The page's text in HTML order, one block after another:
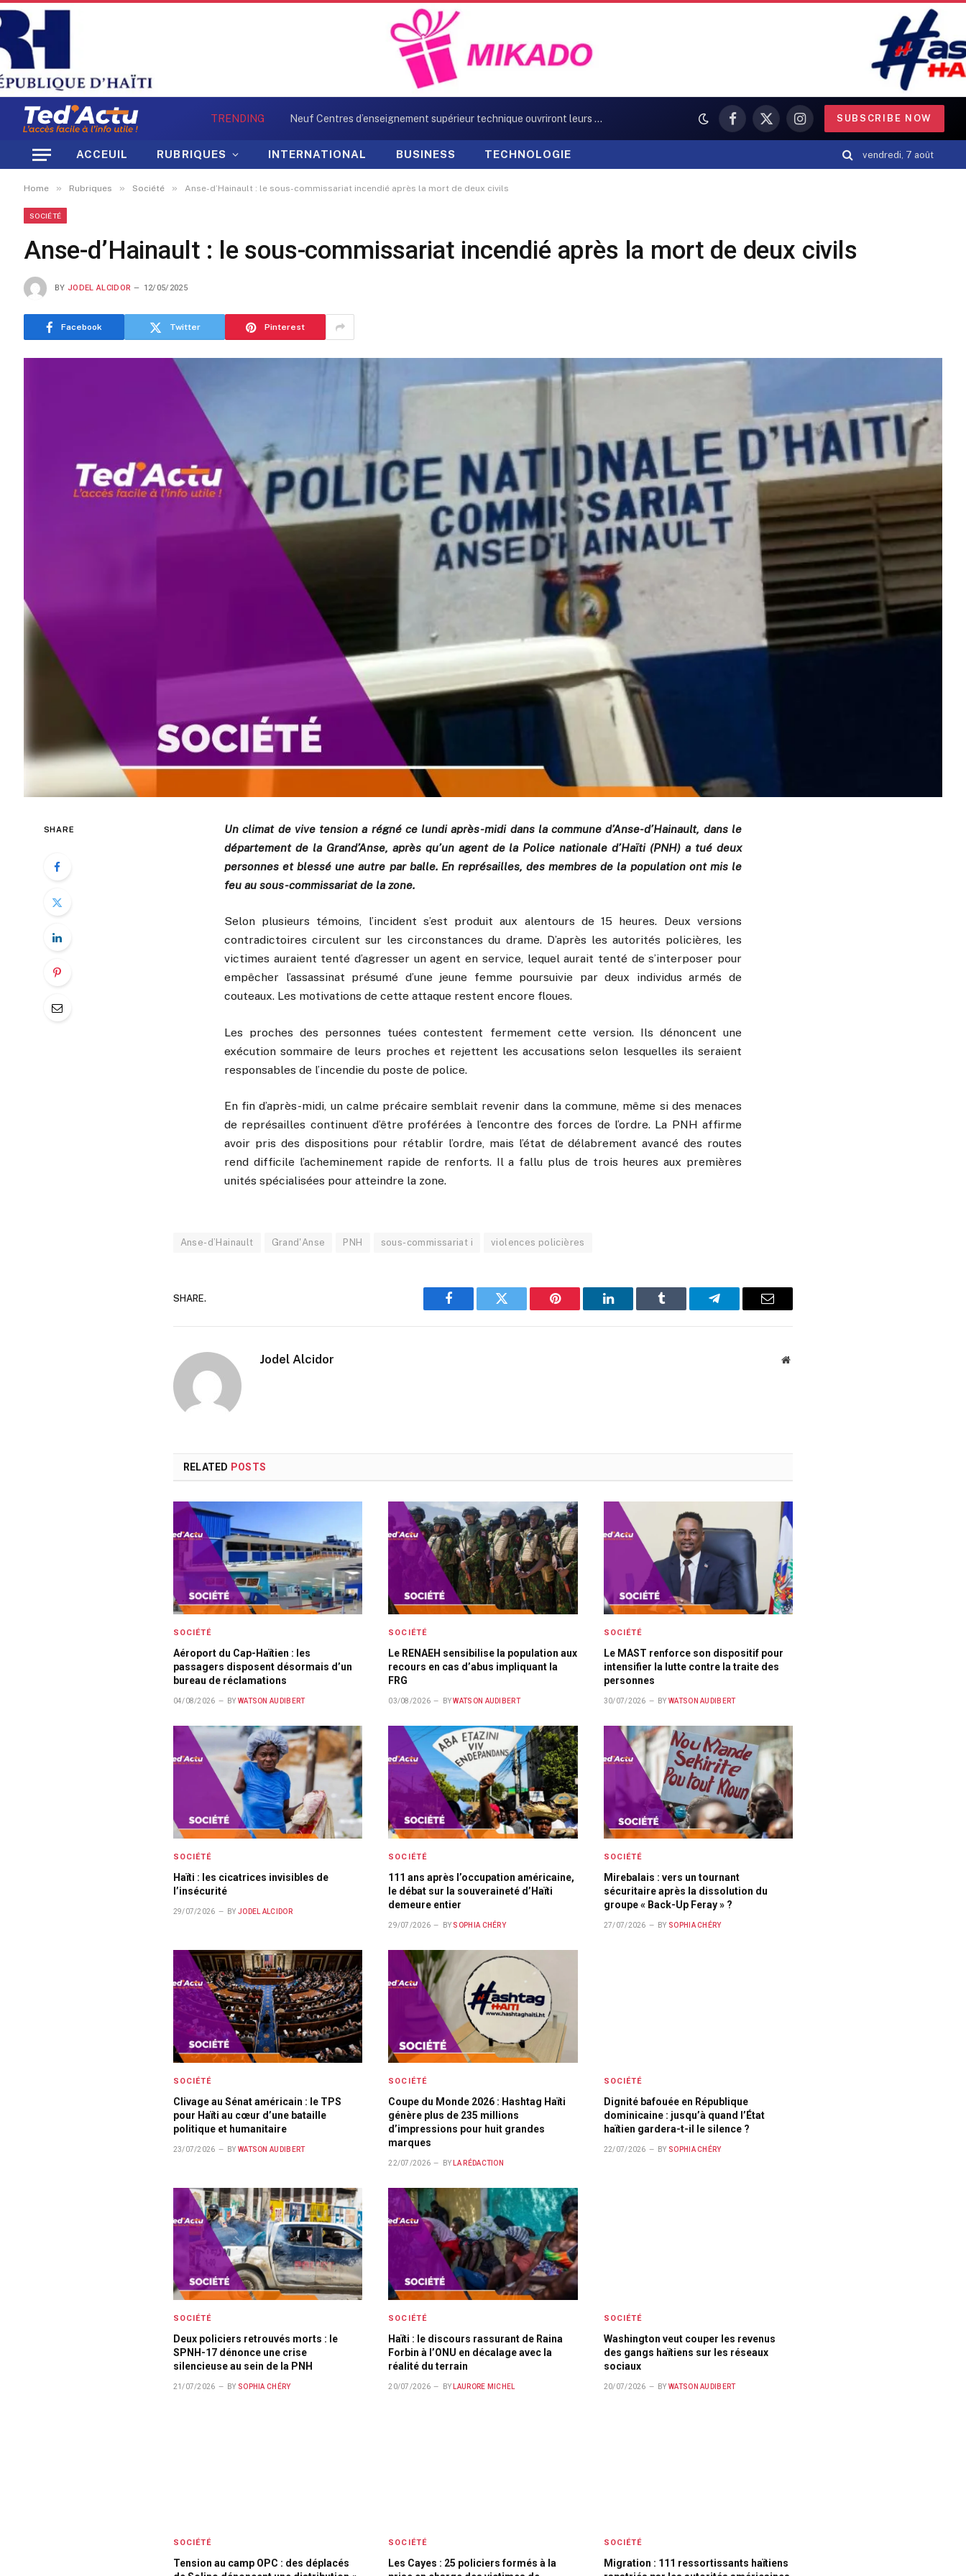
TRENDING Neuf Centres d’enseignement supérieur technique ouvriront leurs portes en octobre
Facebook
X
(Twitter)
Instagram
SUBSCRIBE NOW
ACCEUIL RUBRIQUES INTERNATIONAL BUSINESS TECHNOLOGIE vendredi, 7 août
Home » Rubriques » Société » Anse-d’Hainault : le sous-commissariat incendié après la mort de deux civils
SOCIÉTÉ
Anse-d’Hainault : le sous-commissariat incendié après la mort de deux civils
BY JODEL ALCIDOR 12/05/2025
Facebook Twitter Pinterest
SHARE
Un climat de vive tension a régné ce lundi après-midi dans la commune d’Anse-d’Hainault, dans le
département de la Grand’Anse, après qu’un agent de la Police nationale d’Haïti (PNH) a tué deux
personnes et blessé une autre par balle. En représailles, des membres de la population ont mis le
feu au sous-commissariat de la zone.
Selon plusieurs témoins, l’incident s’est produit aux alentours de 15 heures. Deux versions
contradictoires circulent sur les circonstances du drame. D’après les autorités policières, les
victimes auraient tenté d’agresser un agent en service, lequel aurait tenté de s’interposer pour
empêcher l’assassinat présumé d’une jeune femme poursuivie par deux individus armés de
couteaux. Les motivations de cette attaque restent encore floues.
Les proches des personnes tuées contestent fermement cette version. Ils dénoncent une
exécution sommaire de leurs proches et rejettent les accusations selon lesquelles ils seraient
responsables de l’incendie du poste de police.
En fin d’après-midi, un calme précaire semblait revenir dans la commune, même si des menaces
de représailles continuent d’être proférées à l’encontre des forces de l’ordre. La PNH affirme
avoir pris des dispositions pour rétablir l’ordre, mais l’état de délabrement avancé des routes
rend difficile l’acheminement rapide de renforts. Il a fallu plus de trois heures aux premières
unités spécialisées pour atteindre la zone.
Anse-d’Hainault Grand'Anse PNH sous-commissariat i violences policières
SHARE.
Facebook Twitter Pinterest LinkedIn Tumblr Telegram Email
Jodel Alcidor Website
RELATED POSTS
SOCIÉTÉ
Aéroport du Cap-Haïtien : les
passagers disposent désormais d’un
bureau de réclamations
04/08/2026 BY WATSON AUDIBERT
SOCIÉTÉ
Le RENAEH sensibilise la population aux
recours en cas d’abus impliquant la
FRG
03/08/2026 BY WATSON AUDIBERT
SOCIÉTÉ
Le MAST renforce son dispositif pour
intensifier la lutte contre la traite des
personnes
30/07/2026 BY WATSON AUDIBERT
SOCIÉTÉ
Haïti : les cicatrices invisibles de
l’insécurité
29/07/2026 BY JODEL ALCIDOR
SOCIÉTÉ
111 ans après l’occupation américaine,
le débat sur la souveraineté d’Haïti
demeure entier
29/07/2026 BY SOPHIA CHÉRY
SOCIÉTÉ
Mirebalais : vers un tournant
sécuritaire après la dissolution du
groupe « Back-Up Feray » ?
27/07/2026 BY SOPHIA CHÉRY
SOCIÉTÉ
Clivage au Sénat américain : le TPS
pour Haïti au cœur d’une bataille
politique et humanitaire
23/07/2026 BY WATSON AUDIBERT
SOCIÉTÉ
Coupe du Monde 2026 : Hashtag Haïti
génère plus de 235 millions
d’impressions pour huit grandes
marques
22/07/2026 BY LA RÉDACTION
SOCIÉTÉ
Dignité bafouée en République
dominicaine : jusqu’à quand l’État
haïtien gardera-t-il le silence ?
22/07/2026 BY SOPHIA CHÉRY
SOCIÉTÉ
Deux policiers retrouvés morts : le
SPNH-17 dénonce une crise
silencieuse au sein de la PNH
21/07/2026 BY SOPHIA CHÉRY
SOCIÉTÉ
Haïti : le discours rassurant de Raina
Forbin à l’ONU en décalage avec la
réalité du terrain
20/07/2026 BY LAURORE MICHEL
SOCIÉTÉ
Washington veut couper les revenus
des gangs haïtiens sur les réseaux
sociaux
20/07/2026 BY WATSON AUDIBERT
SOCIÉTÉ
Tension au camp OPC : des déplacés
SOCIÉTÉ
Les Cayes : 25 policiers formés à la
SOCIÉTÉ
Migration : 111 ressortissants haïtiens